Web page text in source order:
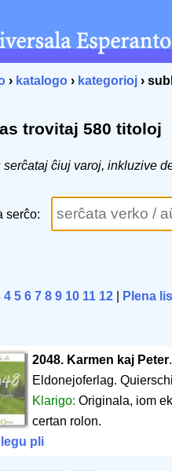
› katalogo › kategorioj ›
trovitaj 580 titoloj
serĉataj ĉiuj varoj, inkluzive
serĉo:
4 5 6 7 8 9 10 11 12 Plena
2048. Karmen kaj Peter
Eldonejoferlag.
Klarigo: Originala, iom
certan rolon.
legu pli